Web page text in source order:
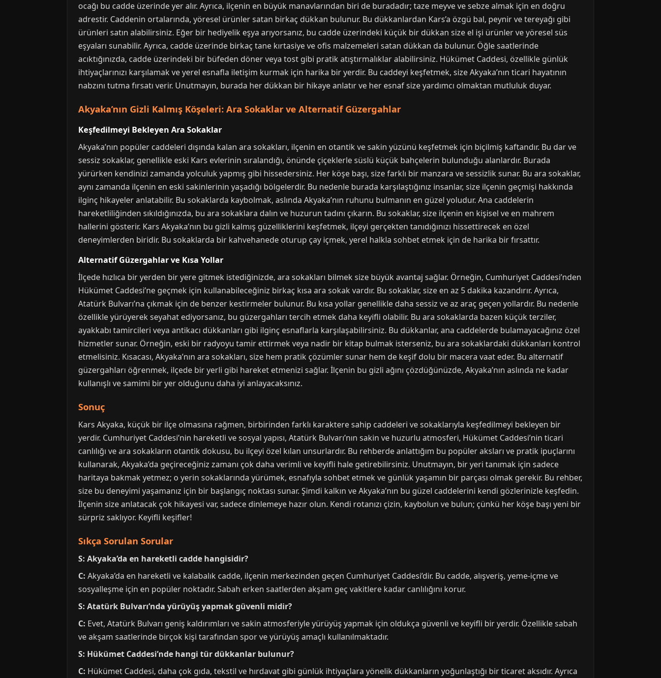
ocağı bu cadde üzerinde yer alır. Ayrıca, ilçenin en büyük manavlarından biri de buradadır; taze meyve ve sebze almak için en doğru
adrestir. Caddenin ortalarında, yöresel ürünler satan birkaç dükkan bulunur. Bu dükkanlardan Kars’a özgü bal, peynir ve tereyağı gibi
ürünleri satın alabilirsiniz. Eğer bir hediyelik eşya arıyorsanız, bu cadde üzerindeki küçük bir dükkan size el işi ürünler ve yöresel süs
eşyaları sunabilir. Ayrıca, cadde üzerinde birkaç tane kırtasiye ve ofis malzemeleri satan dükkan da bulunur. Öğle saatlerinde
acıktığınızda, cadde üzerindeki bir büfeden döner veya tost gibi pratik atıştırmalıklar alabilirsiniz. Hükümet Caddesi, özellikle günlük
ihtiyaçlarınızı karşılamak ve yerel esnafla iletişim kurmak için harika bir yerdir. Bu caddeyi keşfetmek, size Akyaka’nın ticari hayatının
nabzını tutma fırsatı verir. Unutmayın, burada her dükkan bir hikaye anlatır ve her esnaf size yardımcı olmaktan mutluluk duyar.
Akyaka’nın Gizli Kalmış Köşeleri: Ara Sokaklar ve Alternatif Güzergahlar
Keşfedilmeyi Bekleyen Ara Sokaklar
Akyaka’nın popüler caddeleri dışında kalan ara sokakları, ilçenin en otantik ve sakin yüzünü keşfetmek için biçilmiş kaftandır. Bu dar ve
sessiz sokaklar, genellikle eski Kars evlerinin sıralandığı, önünde çiçeklerle süslü küçük bahçelerin bulunduğu alanlardır. Burada
yürürken kendinizi zamanda yolculuk yapmış gibi hissedersiniz. Her köşe başı, size farklı bir manzara ve sessizlik sunar. Bu ara sokaklar,
aynı zamanda ilçenin en eski sakinlerinin yaşadığı bölgelerdir. Bu nedenle burada karşılaştığınız insanlar, size ilçenin geçmişi hakkında
ilginç hikayeler anlatabilir. Bu sokaklarda kaybolmak, aslında Akyaka’nın ruhunu bulmanın en güzel yoludur. Ana caddelerin
hareketliliğinden sıkıldığınızda, bu ara sokaklara dalın ve huzurun tadını çıkarın. Bu sokaklar, size ilçenin en kişisel ve en mahrem
hallerini gösterir. Kars Akyaka’nın bu gizli kalmış güzelliklerini keşfetmek, ilçeyi gerçekten tanıdığınızı hissettirecek en özel
deneyimlerden biridir. Bu sokaklarda bir kahvehanede oturup çay içmek, yerel halkla sohbet etmek için de harika bir fırsattır.
Alternatif Güzergahlar ve Kısa Yollar
İlçede hızlıca bir yerden bir yere gitmek istediğinizde, ara sokakları bilmek size büyük avantaj sağlar. Örneğin, Cumhuriyet Caddesi’nden
Hükümet Caddesi’ne geçmek için kullanabileceğiniz birkaç kısa ara sokak vardır. Bu sokaklar, size en az 5 dakika kazandırır. Ayrıca,
Atatürk Bulvarı’na çıkmak için de benzer kestirmeler bulunur. Bu kısa yollar genellikle daha sessiz ve az araç geçen yollardır. Bu nedenle
özellikle yürüyerek seyahat ediyorsanız, bu güzergahları tercih etmek daha keyifli olabilir. Bu ara sokaklarda bazen küçük terziler,
ayakkabı tamircileri veya antikacı dükkanları gibi ilginç esnaflarla karşılaşabilirsiniz. Bu dükkanlar, ana caddelerde bulamayacağınız özel
hizmetler sunar. Örneğin, eski bir radyoyu tamir ettirmek veya nadir bir kitap bulmak isterseniz, bu ara sokaklardaki dükkanları kontrol
etmelisiniz. Kısacası, Akyaka’nın ara sokakları, size hem pratik çözümler sunar hem de keşif dolu bir macera vaat eder. Bu alternatif
güzergahları öğrenmek, ilçede bir yerli gibi hareket etmenizi sağlar. İlçenin bu gizli ağını çözdüğünüzde, Akyaka’nın aslında ne kadar
kullanışlı ve samimi bir yer olduğunu daha iyi anlayacaksınız.
Sonuç
Kars Akyaka, küçük bir ilçe olmasına rağmen, birbirinden farklı karaktere sahip caddeleri ve sokaklarıyla keşfedilmeyi bekleyen bir
yerdir. Cumhuriyet Caddesi’nin hareketli ve sosyal yapısı, Atatürk Bulvarı’nın sakin ve huzurlu atmosferi, Hükümet Caddesi’nin ticari
canlılığı ve ara sokakların otantik dokusu, bu ilçeyi özel kılan unsurlardır. Bu rehberde anlattığım bu popüler aksları ve pratik ipuçlarını
kullanarak, Akyaka’da geçireceğiniz zamanı çok daha verimli ve keyifli hale getirebilirsiniz. Unutmayın, bir yeri tanımak için sadece
haritaya bakmak yetmez; o yerin sokaklarında yürümek, esnafıyla sohbet etmek ve günlük yaşamın bir parçası olmak gerekir. Bu rehber,
size bu deneyimi yaşamanız için bir başlangıç noktası sunar. Şimdi kalkın ve Akyaka’nın bu güzel caddelerini kendi gözlerinizle keşfedin.
İlçenin size anlatacak çok hikayesi var, sadece dinlemeye hazır olun. Kendi rotanızı çizin, kaybolun ve bulun; çünkü her köşe başı yeni bir
sürpriz saklıyor. Keyifli keşifler!
Sıkça Sorulan Sorular
S: Akyaka’da en hareketli cadde hangisidir?
C: Akyaka’da en hareketli ve kalabalık cadde, ilçenin merkezinden geçen Cumhuriyet Caddesi’dir. Bu cadde, alışveriş, yeme-içme ve
sosyalleşme için en popüler noktadır. Sabah erken saatlerden akşam geç vakitlere kadar canlılığını korur.
S: Atatürk Bulvarı’nda yürüyüş yapmak güvenli midir?
C: Evet, Atatürk Bulvarı geniş kaldırımları ve sakin atmosferiyle yürüyüş yapmak için oldukça güvenli ve keyifli bir yerdir. Özellikle sabah
ve akşam saatlerinde birçok kişi tarafından spor ve yürüyüş amaçlı kullanılmaktadır.
S: Hükümet Caddesi’nde hangi tür dükkanlar bulunur?
C: Hükümet Caddesi, daha çok gıda, tekstil ve hırdavat gibi günlük ihtiyaçlara yönelik dükkanların yoğunlaştığı bir ticaret aksıdır. Ayrıca